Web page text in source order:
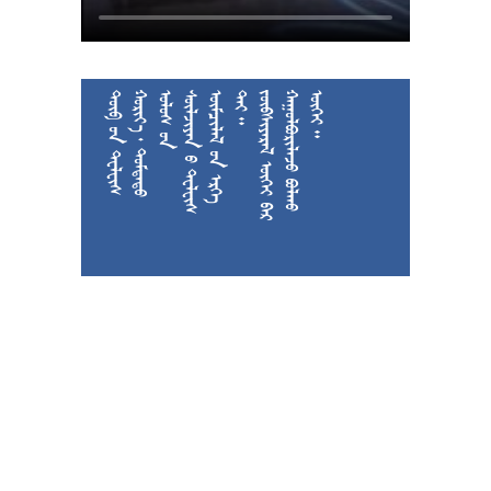

































































  






































 